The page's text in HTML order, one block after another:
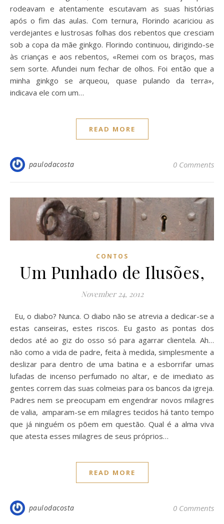
rodeavam e atentamente escutavam as suas histórias
após o fim das aulas. Com ternura, Florindo acariciou as
verdejantes e lustrosas folhas dos rebentos que cresciam
sob a copa da mãe ginkgo. Florindo continuou, dirigindo-se
às crianças e aos rebentos, «Remei com os braços, mas
sem sorte. Afundei num fechar de olhos. Foi então que a
minha ginkgo se arqueou, quase pulando da terra»,
indicava ele com um…
READ MORE
paulodacosta 0 Comments
CONTOS
Um Punhado de Ilusões,
November 24, 2012
Eu, o diabo? Nunca. O diabo não se atrevia a dedicar-se a
estas canseiras, estes riscos. Eu gasto as pontas dos
dedos até ao giz do osso só para agarrar clientela. Ah…
não como a vida de padre, feita à medida, simplesmente a
deslizar para dentro de uma batina e a esborrifar umas
lufadas de incenso perfumado no altar, e de imediato as
gentes correm das suas colmeias para os bancos da igreja.
Padres nem se preocupam em engendrar novos milagres
de valia, amparam-se em milagres tecidos há tanto tempo
que já ninguém os põem em questão. Qual é a alma viva
que atesta esses milagres de seus próprios…
READ MORE
paulodacosta 0 Comments